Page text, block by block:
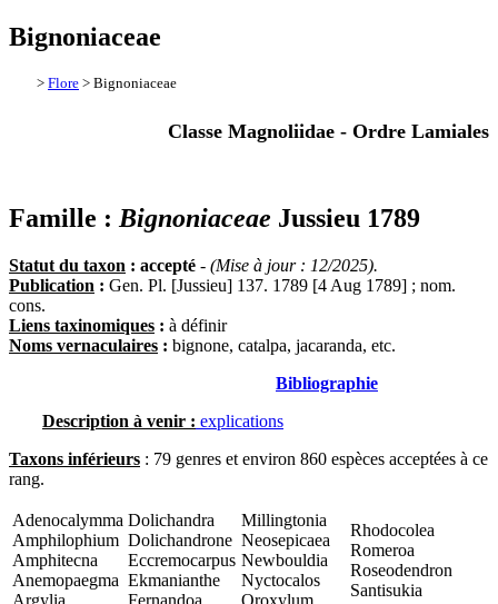
Bignoniaceae
> Flore > Bignoniaceae
Classe Magnoliidae - Ordre Lamiales
Famille : Bignoniaceae Jussieu 1789
Statut du taxon : accepté - (Mise à jour : 12/2025).
Publication : Gen. Pl. [Jussieu] 137. 1789 [4 Aug 1789] ; nom.
cons.
Liens taxinomiques : à définir
Noms vernaculaires : bignone, catalpa, jacaranda, etc.
Bibliographie
Description à venir : explications
Taxons inférieurs : 79 genres et environ 860 espèces acceptées à ce
rang.
Adenocalymma
Amphilophium
Amphitecna
Anemopaegma
Argylia
Dolichandra
Dolichandrone
Eccremocarpus
Ekmanianthe
Fernandoa
Millingtonia
Neosepicaea
Newbouldia
Nyctocalos
Oroxylum
Rhodocolea
Romeroa
Roseodendron
Santisukia